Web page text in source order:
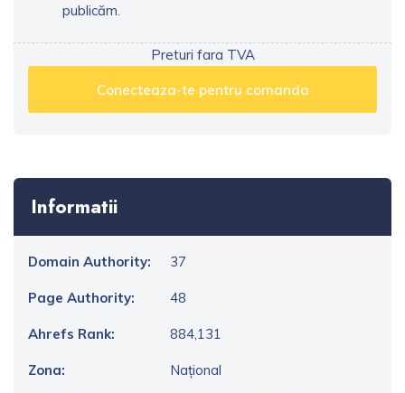
publicăm.
Preturi fara TVA
Conecteaza-te pentru comanda
Informatii
Domain Authority: 37
Page Authority: 48
Ahrefs Rank: 884,131
Zona: Național